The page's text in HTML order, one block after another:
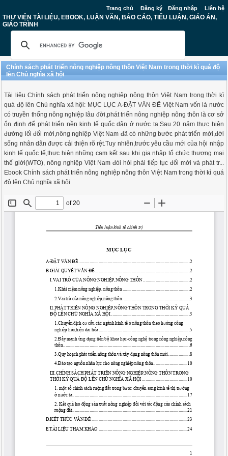
Trang chủ Đăng ký Đăng nhập Liên hệ
THƯ VIỆN TÀI LIỆU, EBOOK, LUẬN VĂN, BÁO CÁO, TIỂU LUẬN, GIÁO ÁN,
GIÁO TRÌNH
Chính sách phát triển nông nghiệp nông thôn Việt Nam trong thời kì quá độ
lên Chủ nghĩa xã hội
Tài liệu Chính sách phát triển nông nghiệp nông thôn Việt Nam trong thời kì
quá độ lên Chủ nghĩa xã hội: MỤC LỤC A-ĐẶT VẤN ĐỀ Việt Nam vốn là nước
có truyền thống nông nghiệp lâu đời,phát triển nông nghiệp nông thôn là cơ sở
ổn định để phát triển nền kinh tế quốc dân ở nước ta.Sau 20 năm thực hiện
đường lối đổi mới,nông nghiệp Việt Nam đã có những bước phát triển mới,đời
sống nhân dân được cải thiện rõ rệt.Tuy nhiên,trước yêu cầu mới của hội nhập
kinh tế quốc tế,thực hiện những cam kết sau khi gia nhập tổ chức thương mại
thế giới(WTO), nông nghiệp Việt Nam đòi hỏi phải tiếp tục đổi mới và phát tr...
Ebook Chính sách phát triển nông nghiệp nông thôn Việt Nam trong thời kì quá
độ lên Chủ nghĩa xã hội